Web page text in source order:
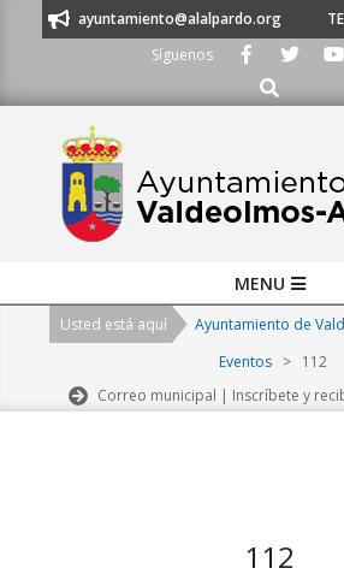
a ayuntamiento@alalpardo.org
TE
Síguenos
Buscar
Navigation
MENU
Usted está aquí Ayuntamiento de
Eventos > 112
Correo municipal | Inscríbete y
112